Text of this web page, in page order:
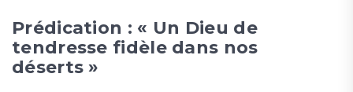
Prédication : « Un Dieu de
tendresse fidèle dans nos
déserts »